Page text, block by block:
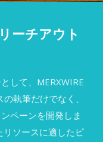
ーチアウト
して、MERXWIRE
執筆だけでなく、
ペーンを開発しま
ソースに適したピ